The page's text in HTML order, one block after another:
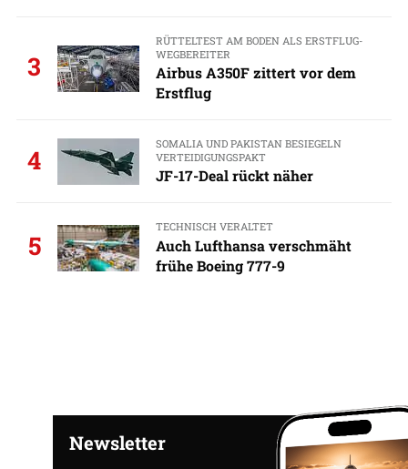
3
RÜTTELTEST AM BODEN ALS ERSTFLUG-
WEGBEREITER
Airbus A350F zittert vor dem
Erstflug
4
SOMALIA UND PAKISTAN BESIEGELN
VERTEIDIGUNGSPAKT
JF-17-Deal rückt näher
5
TECHNISCH VERALTET
Auch Lufthansa verschmäht
frühe Boeing 777-9
Newsletter